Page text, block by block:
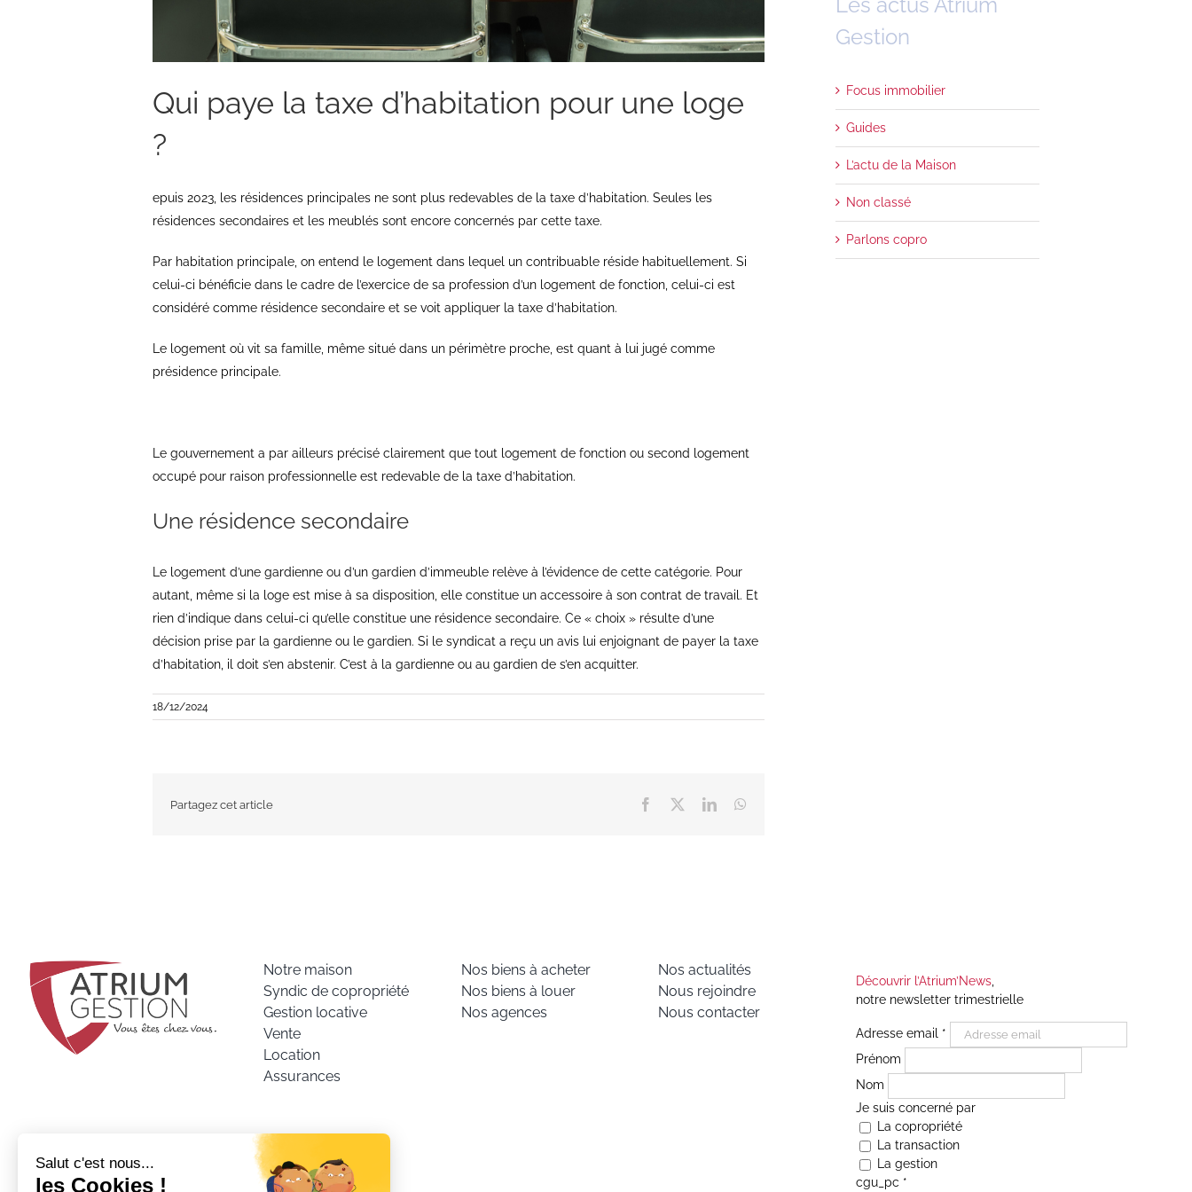
Qui paye la taxe d’habitation pour une loge
?
epuis 2023, les résidences principales ne sont plus redevables de la taxe d’habitation. Seules les
résidences secondaires et les meublés sont encore concernés par cette taxe.
Par habitation principale, on entend le logement dans lequel un contribuable réside habituellement. Si
celui-ci bénéficie dans le cadre de l’exercice de sa profession d’un logement de fonction, celui-ci est
considéré comme résidence secondaire et se voit appliquer la taxe d’habitation.
Le logement où vit sa famille, même situé dans un périmètre proche, est quant à lui jugé comme
présidence principale.
Le gouvernement a par ailleurs précisé clairement que tout logement de fonction ou second logement
occupé pour raison professionnelle est redevable de la taxe d’habitation.
Une résidence secondaire
Le logement d’une gardienne ou d’un gardien d’immeuble relève à l’évidence de cette catégorie. Pour
autant, même si la loge est mise à sa disposition, elle constitue un accessoire à son contrat de travail. Et
rien d’indique dans celui-ci qu’elle constitue une résidence secondaire. Ce « choix » résulte d’une
décision prise par la gardienne ou le gardien. Si le syndicat a reçu un avis lui enjoignant de payer la taxe
d’habitation, il doit s’en abstenir. C’est à la gardienne ou au gardien de s’en acquitter.
18/12/2024
Partagez cet article Facebook LinkedIn
Gestion
Focus immobilier
Guides
L’actu de la Maison
Non classé
Parlons copro
Notre maison
Syndic de copropriété
Gestion locative
Vente
Location
Assurances
Nos biens à acheter
Nos biens à louer
Nos agences
Nos actualités
Nous rejoindre
Nous contacter
Découvrir l’Atrium’News,
notre newsletter trimestrielle
Adresse email *
Prénom
Nom
Je suis concerné par
La copropriété
La transaction
La gestion
cgu_pc *